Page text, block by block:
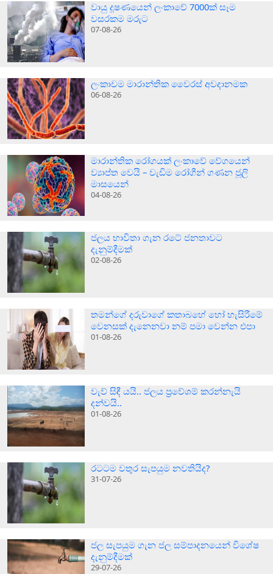
වායු දූෂණයෙන් ලංකාවේ 7000ක් සෑම
වසරකම මරුට
07-08-26
ලංකාවම මාරාන්තික වෛරස් අවදානමක
06-08-26
මාරාන්තික රෝගයක් ලංකාවේ වේගයෙන්
ව්‍යාප්ත වෙයි – වැඩිම රෝගීන් ගණන ජූලි
මාසයෙන්
04-08-26
ජලය භාවිතා ගැන රටේ ජනතාවට
දැනුම්දීමක්
02-08-26
තමන්ගේ දරුවාගේ කතාබහේ හෝ හැසිරීමේ
වෙනසක් දැනෙනවා නම් පමා වෙන්න එපා
01-08-26
වැව් සිඳී යයි.. ජලය ප‍්‍රවේශම් කරන්නැයි
දන්වයි..
01-08-26
රටටම වතුර සැපයුම නවතියිද?
31-07-26
ජල සැපයුම ගැන ජල සම්පාදනයෙන් විශේෂ
දැනුම්දීමක්
29-07-26